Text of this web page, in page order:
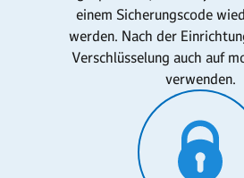
einem Sicherungscode
werden. Nach der
Verschlüsselung auch auf
verwenden.